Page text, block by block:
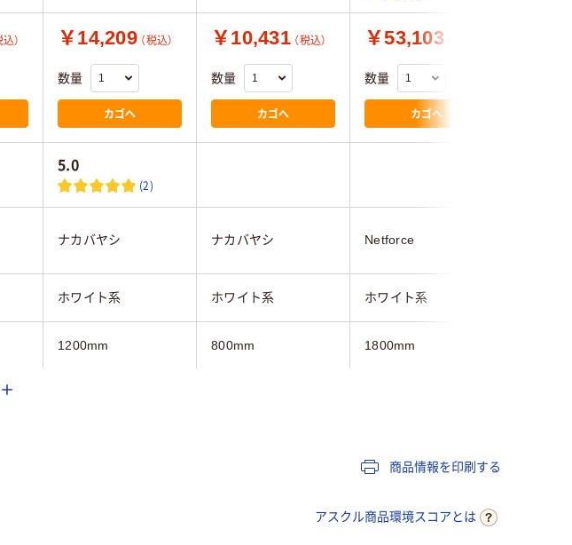
込） ￥14,209 （税込）
数量
カゴへ
￥10,431 （税込）
数量
カゴへ
￥53,103
数量
カゴへ
5.0
(2)
ナカバヤシ ナカバヤシ Netforce
ホワイト系 ホワイト系 ホワイト系
1200mm 800mm 1800mm
商品情報を印刷する
アスクル商品環境スコアとは